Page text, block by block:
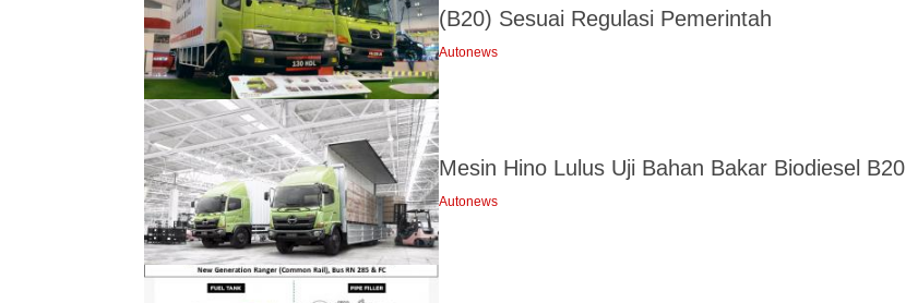
(B20) Sesuai Regulasi Pemerintah
Autonews
Mesin Hino Lulus Uji Bahan Bakar Biodiesel B20
Autonews